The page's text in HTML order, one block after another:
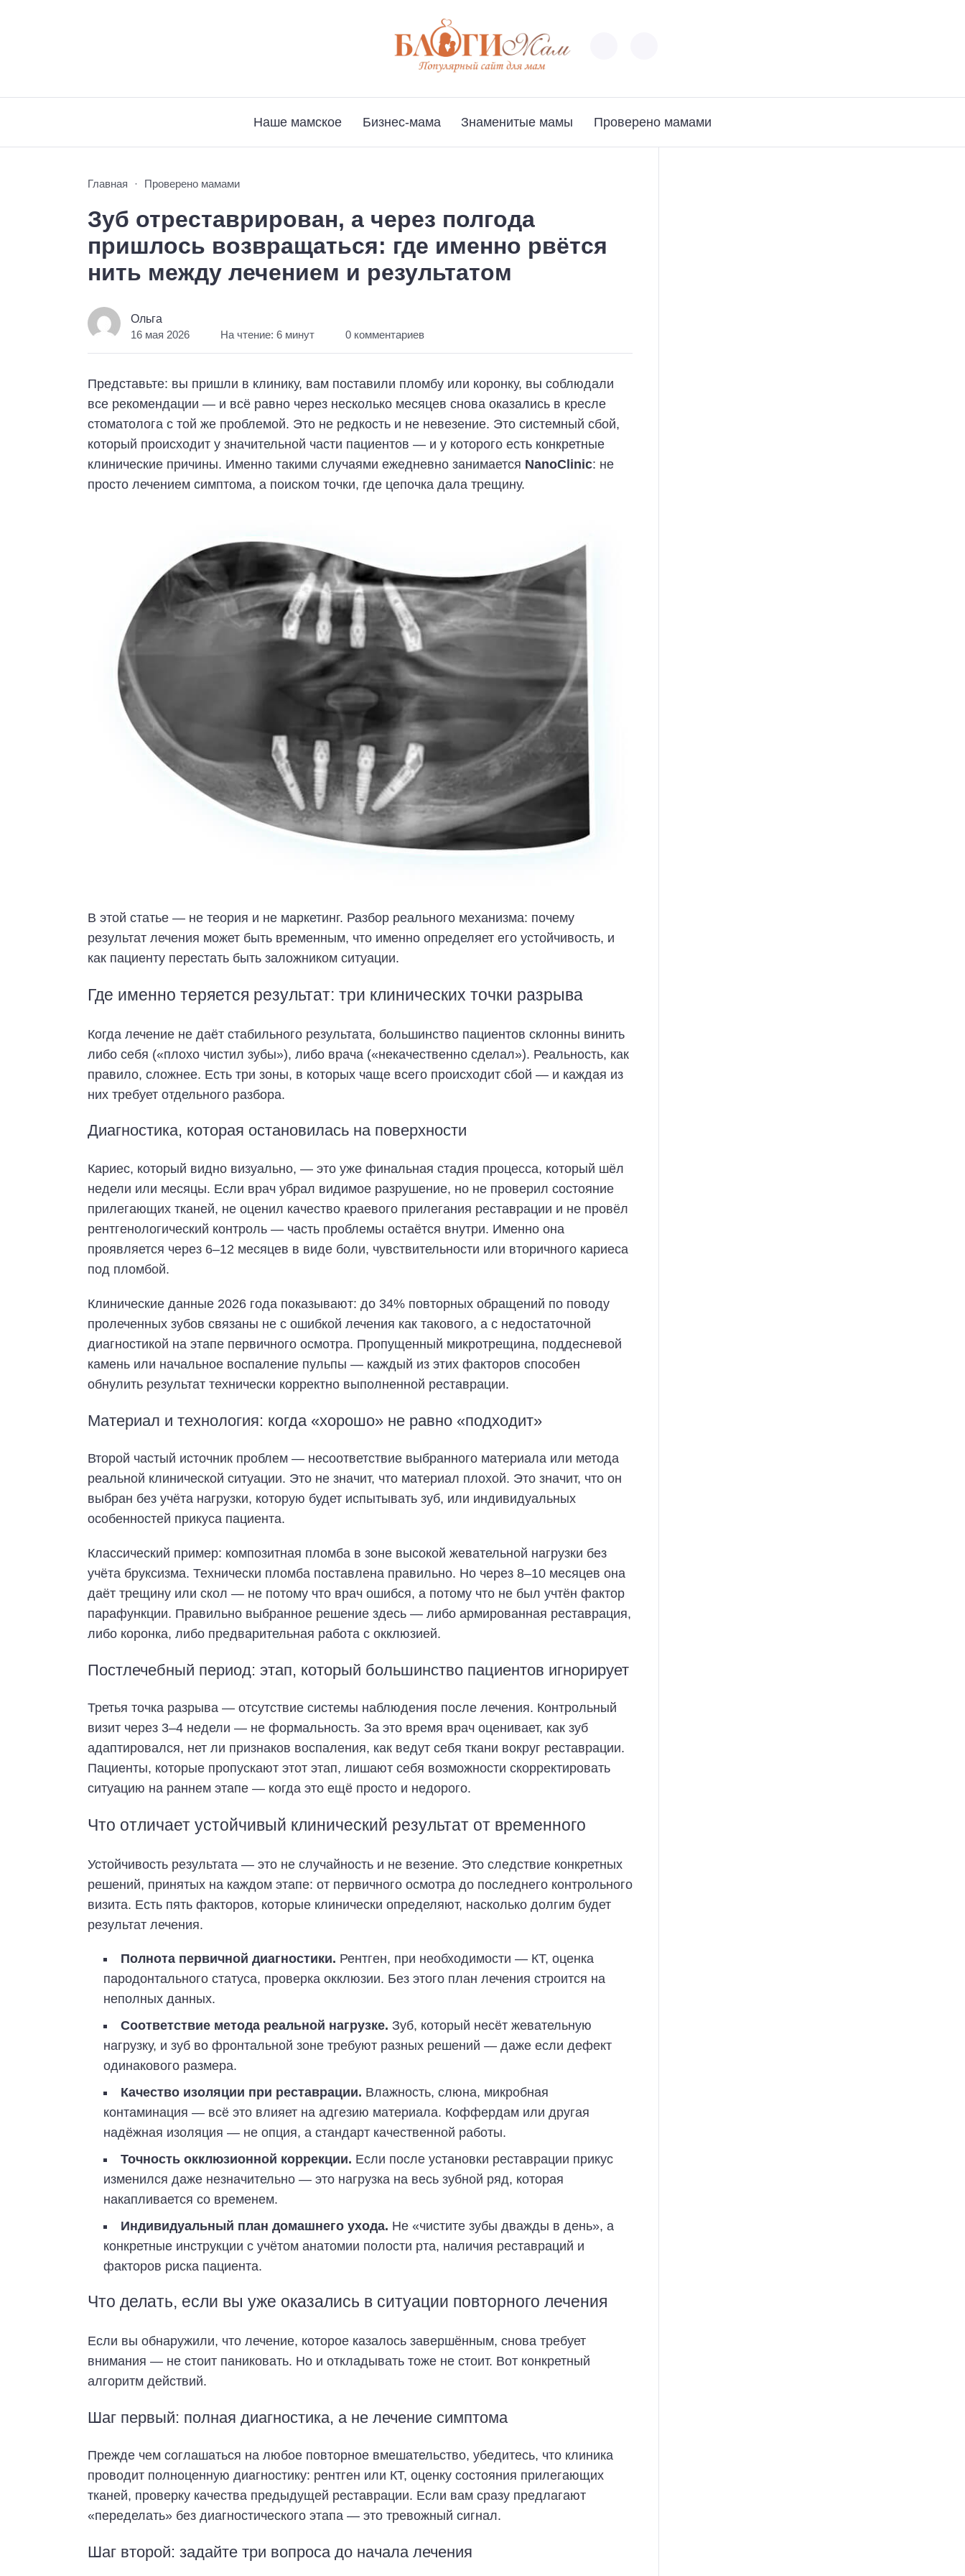
Наше мамское Бизнес-мама Знаменитые мамы Проверено мамами
Главная Проверено мамами
Зуб отреставрирован, а через полгода
пришлось возвращаться: где именно рвётся
нить между лечением и результатом
Ольга
16 мая 2026 На чтение: 6 минут 0 комментариев
Представьте: вы пришли в клинику, вам поставили пломбу или коронку, вы соблюдали
все рекомендации — и всё равно через несколько месяцев снова оказались в кресле
стоматолога с той же проблемой. Это не редкость и не невезение. Это системный сбой,
который происходит у значительной части пациентов — и у которого есть конкретные
клинические причины. Именно такими случаями ежедневно занимается NanoClinic: не
просто лечением симптома, а поиском точки, где цепочка дала трещину.
В этой статье — не теория и не маркетинг. Разбор реального механизма: почему
результат лечения может быть временным, что именно определяет его устойчивость, и
как пациенту перестать быть заложником ситуации.
Где именно теряется результат: три клинических точки разрыва
Когда лечение не даёт стабильного результата, большинство пациентов склонны винить
либо себя («плохо чистил зубы»), либо врача («некачественно сделал»). Реальность, как
правило, сложнее. Есть три зоны, в которых чаще всего происходит сбой — и каждая из
них требует отдельного разбора.
Диагностика, которая остановилась на поверхности
Кариес, который видно визуально, — это уже финальная стадия процесса, который шёл
недели или месяцы. Если врач убрал видимое разрушение, но не проверил состояние
прилегающих тканей, не оценил качество краевого прилегания реставрации и не провёл
рентгенологический контроль — часть проблемы остаётся внутри. Именно она
проявляется через 6–12 месяцев в виде боли, чувствительности или вторичного кариеса
под пломбой.
Клинические данные 2026 года показывают: до 34% повторных обращений по поводу
пролеченных зубов связаны не с ошибкой лечения как такового, а с недостаточной
диагностикой на этапе первичного осмотра. Пропущенный микротрещина, поддесневой
камень или начальное воспаление пульпы — каждый из этих факторов способен
обнулить результат технически корректно выполненной реставрации.
Материал и технология: когда «хорошо» не равно «подходит»
Второй частый источник проблем — несоответствие выбранного материала или метода
реальной клинической ситуации. Это не значит, что материал плохой. Это значит, что он
выбран без учёта нагрузки, которую будет испытывать зуб, или индивидуальных
особенностей прикуса пациента.
Классический пример: композитная пломба в зоне высокой жевательной нагрузки без
учёта бруксизма. Технически пломба поставлена правильно. Но через 8–10 месяцев она
даёт трещину или скол — не потому что врач ошибся, а потому что не был учтён фактор
парафункции. Правильно выбранное решение здесь — либо армированная реставрация,
либо коронка, либо предварительная работа с окклюзией.
Постлечебный период: этап, который большинство пациентов игнорирует
Третья точка разрыва — отсутствие системы наблюдения после лечения. Контрольный
визит через 3–4 недели — не формальность. За это время врач оценивает, как зуб
адаптировался, нет ли признаков воспаления, как ведут себя ткани вокруг реставрации.
Пациенты, которые пропускают этот этап, лишают себя возможности скорректировать
ситуацию на раннем этапе — когда это ещё просто и недорого.
Что отличает устойчивый клинический результат от временного
Устойчивость результата — это не случайность и не везение. Это следствие конкретных
решений, принятых на каждом этапе: от первичного осмотра до последнего контрольного
визита. Есть пять факторов, которые клинически определяют, насколько долгим будет
результат лечения.
Полнота первичной диагностики. Рентген, при необходимости — КТ, оценка
пародонтального статуса, проверка окклюзии. Без этого план лечения строится на
неполных данных.
Соответствие метода реальной нагрузке. Зуб, который несёт жевательную
нагрузку, и зуб во фронтальной зоне требуют разных решений — даже если дефект
одинакового размера.
Качество изоляции при реставрации. Влажность, слюна, микробная
контаминация — всё это влияет на адгезию материала. Коффердам или другая
надёжная изоляция — не опция, а стандарт качественной работы.
Точность окклюзионной коррекции. Если после установки реставрации прикус
изменился даже незначительно — это нагрузка на весь зубной ряд, которая
накапливается со временем.
Индивидуальный план домашнего ухода. Не «чистите зубы дважды в день», а
конкретные инструкции с учётом анатомии полости рта, наличия реставраций и
факторов риска пациента.
Что делать, если вы уже оказались в ситуации повторного лечения
Если вы обнаружили, что лечение, которое казалось завершённым, снова требует
внимания — не стоит паниковать. Но и откладывать тоже не стоит. Вот конкретный
алгоритм действий.
Шаг первый: полная диагностика, а не лечение симптома
Прежде чем соглашаться на любое повторное вмешательство, убедитесь, что клиника
проводит полноценную диагностику: рентген или КТ, оценку состояния прилегающих
тканей, проверку качества предыдущей реставрации. Если вам сразу предлагают
«переделать» без диагностического этапа — это тревожный сигнал.
Шаг второй: задайте три вопроса до начала лечения